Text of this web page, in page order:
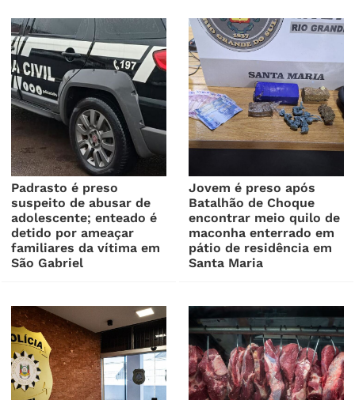
Padrasto é preso
suspeito de abusar de
adolescente; enteado é
detido por ameaçar
familiares da vítima em
São Gabriel
Jovem é preso após
Batalhão de Choque
encontrar meio quilo de
maconha enterrado em
pátio de residência em
Santa Maria